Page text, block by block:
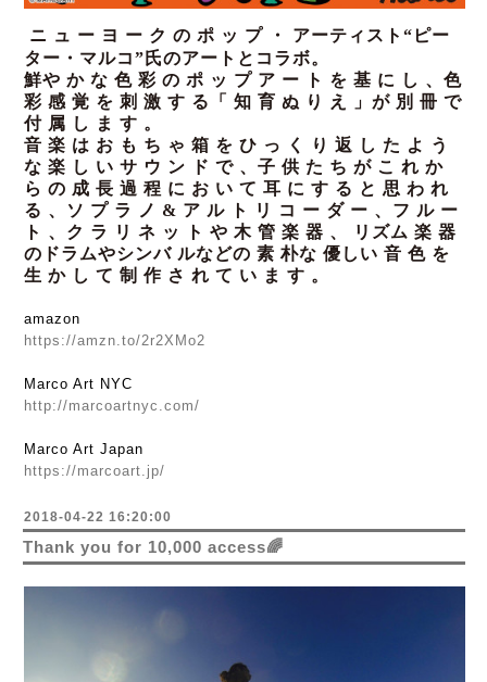
ニ ュ ー ヨ ー ク の ポ ッ プ ・ アーティスト“ピー
ター・マルコ”氏のアートとコラボ。
鮮や か な 色 彩 の ポ ッ プ ア ー ト を 基 に し 、色
彩 感 覚 を 刺 激 す る
「 知 育 ぬ り え 」が 別 冊 で
付 属 し ま す 。
音 楽 は お も ち ゃ 箱 を ひ っ く り 返 し た よ う
な 楽 し い サ ウ ン ド で 、子 供 た ち が こ れ か
ら の 成 長 過 程 に お い て 耳 に す る と 思 わ れ
る 、ソ プ ラ ノ & ア ル ト リ コ ー ダ ー 、フ ル ー
ト 、ク ラ リ ネ ッ ト や 木 管 楽 器 、
リズム 楽 器
のドラムやシンバ ルなどの 素 朴な 優しい 音 色 を
生 か し て 制 作 さ れ て い ま す 。
amazon
https://amzn.to/2r2XMo2
Marco Art NYC
http://marcoartnyc.com/
Marco Art Japan
https://marcoart.jp/
2018-04-22 16:20:00
Thank you for 10,000 access🌈